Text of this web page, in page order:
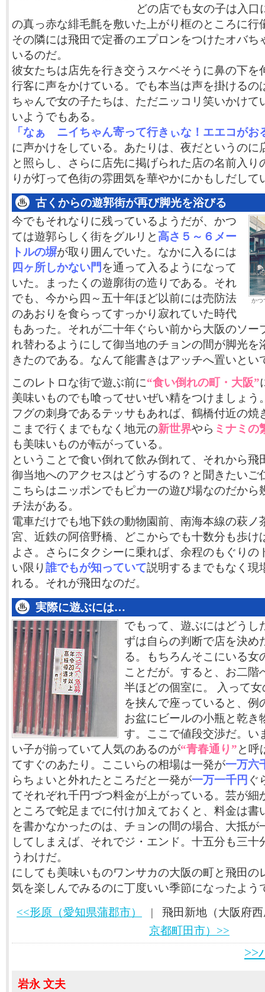
どの店でも女の子は入口
の真っ赤な緋毛氈を敷いた上がり框のところに行
その隣には飛田で定番のエプロンをつけたオバち
いるのだ。
彼女たちは店先を行き交うスケベそうに鼻の下を
行客に声をかけている。でも本当は声を掛けるの
ちゃんで女の子たちは、ただニッコリ笑いかけて
いようでもある。
「なぁ ニイちゃん寄って行きぃな！エエコがお
に声かけをしている。あたりは、夜だというのに
と照らし、さらに店先に掲げられた店の名前入り
りが灯って色街の雰囲気を華やかにかもしだして
古くからの遊郭街が再び脚光を浴びる
かつ
今でもそれなりに残っているようだが、かつ
ては遊郭らしく街をグルリと高さ５～６メー
トルの塀が取り囲んでいた。なかに入るには
四ヶ所しかない門 を通って入るようになって
いた。まったくの遊廓街の造りである。それ
でも、今から四～五十年ほど以前には売防法
のあおりを食らってすっかり寂れていた時代
もあった。それが二十年ぐらい前から大阪のソー
れ替わるようにして御当地のチョンの間が脚光を
きたのである。なんて能書きはアッチへ置いとい
このレトロな街で遊ぶ前に“食い倒れの町・大阪”
美味いものでも喰ってせいぜい精をつけましょう
フグの刺身であるテッサもあれば、鶴橋付近の焼
こまで行くまでもなく地元の新世界やら ミナミの
も美味いものが転がっている。
ということで食い倒れて飲み倒れて、それから飛
御当地へのアクセスはどうするの？と聞きたいご
こちらはニッポンでもピカ一の遊び場なのだから
チ法がある。
電車だけでも地下鉄の動物園前、南海本線の萩ノ
宮、近鉄の阿倍野橋、どこからでも十数分も歩け
よさ。さらにタクシーに乗れば、余程のもぐりの
い限り誰でもが知っていて説明するまでもなく現
れる。それが飛田なのだ。
実際に遊ぶには…
でもって、遊ぶにはどうし
ずは自らの判断で店を決め
る。もちろんそこにいる女
ことだが。すると、お二階
半ほどの個室に。 入って
を挟んで座っていると、例
お盆にビールの小瓶と乾き
す。ここで値段交渉だ。い
い子が揃っていて人気のあるのが“青春通り”と呼
てすぐのあたり。ここいらの相場は一発が一万六
らちょいと外れたところだと一発が一万一千円 ぐ
てそれぞれ千円づつ料金が上がっている。芸が細
ところで蛇足までに付け加えておくと、料金は書
を書かなかったのは、チョンの間の場合、大抵が
してしまえば、それでジ・エンド。十五分も三十
うわけだ。
にしても美味いものワンサカの大阪の町と飛田の
気を楽しんでみるのに丁度いい季節になったよう
<<形原（愛知県蒲郡市）
| 飛田新地（大阪府
京都町田市）>>
>>
岩永 文夫